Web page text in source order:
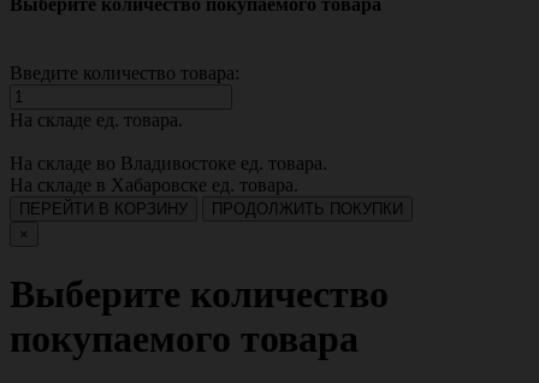
Введите количество товара:
На складе ед. товара.
На складе во Владивостоке ед. товара.
На складе в Хабаровске ед. товара.
ПЕРЕЙТИ В КОРЗИНУ
ПРОДОЛЖИТЬ ПОКУПКИ
×
Выберите количество
покупаемого товара